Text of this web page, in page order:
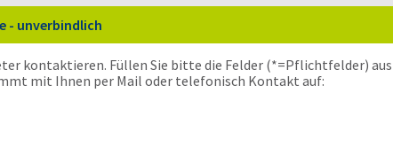
- unverbindlich
kontaktieren. Füllen Sie bitte die Felder (*=Pflichtfelder) aus
mit Ihnen per Mail oder telefonisch Kontakt auf: